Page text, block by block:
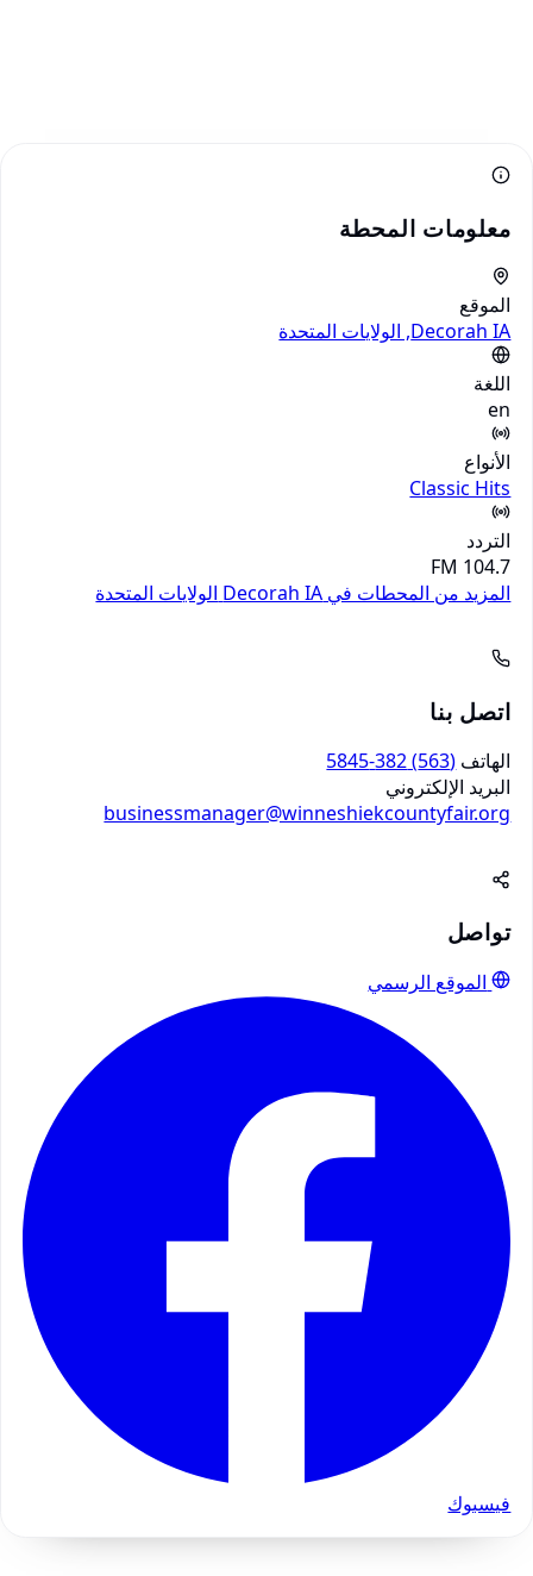
معلومات المحطة
الموقع
Decorah IA, الولايات المتحدة
اللغة
en
الأنواع
Classic Hits
التردد
104.7 FM
المزيد من المحطات في Decorah IA
الولايات المتحدة
اتصل بنا
الهاتف (563) 382-5845
البريد الإلكتروني
businessmanager@winneshiekcountyfair.org
تواصل
الموقع الرسمي
فيسبوك